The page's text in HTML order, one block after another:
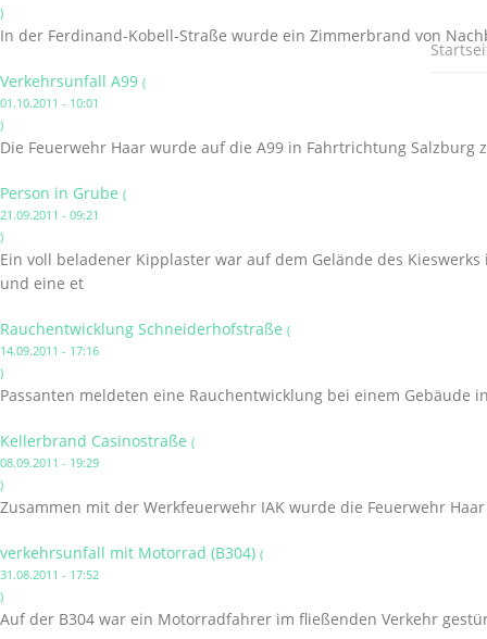
)
In der Ferdinand-Kobell-Straße wurde ein Zimmerbrand von
Verkehrsunfall A99 (
01.10.2011 - 10:01
)
Die Feuerwehr Haar wurde auf die A99 in Fahrtrichtung
Person in Grube (
21.09.2011 - 09:21
)
Ein voll beladener Kipplaster war auf dem Gelände des
und eine et
Rauchentwicklung Schneiderhofstraße (
14.09.2011 - 17:16
)
Passanten meldeten eine Rauchentwicklung bei einem Gebäude
Kellerbrand Casinostraße (
08.09.2011 - 19:29
)
Zusammen mit der Werkfeuerwehr IAK wurde die Feuerwehr
verkehrsunfall mit Motorrad (B304) (
31.08.2011 - 17:52
)
Auf der B304 war ein Motorradfahrer im fließenden Verkehr